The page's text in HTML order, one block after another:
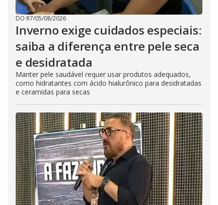
DO R7/05/08/2026
Inverno exige cuidados especiais:
saiba a diferença entre pele seca
e desidratada
Manter pele saudável requer usar produtos adequados,
como hidratantes com ácido hialurônico para desidratadas
e ceramidas para secas